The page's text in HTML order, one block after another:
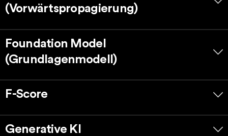
(Vorwärtspropagierung)
Foundation Model
(Grundlagenmodell)
F-Score
Generative KI